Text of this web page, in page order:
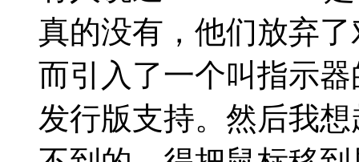
真的没有，他们放弃
而引入了一个叫指示
发行版支持。然后我